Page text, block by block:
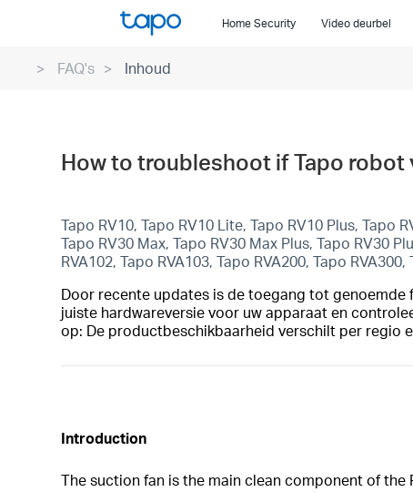
Home Security Video deurbel
FAQ's Inhoud
How to troubleshoot if Tapo robot
Tapo RV10, Tapo RV10 Lite, Tapo RV10 Plus, Tapo
Tapo RV30 Max, Tapo RV30 Max Plus, Tapo RV30
RVA102, Tapo RVA103, Tapo RVA200, Tapo RVA300,
Door recente updates is de toegang tot genoemde
juiste hardwareversie voor uw apparaat en
op: De productbeschikbaarheid verschilt per regio
Introduction
The suction fan is the main clean component of